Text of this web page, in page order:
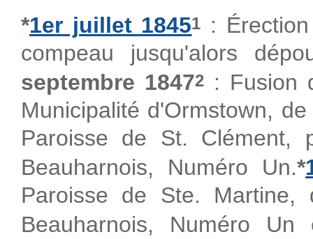
*1er juillet 18451
:
compeau jusqu'alors
septembre 18472: Fusion
Municipalité d'Ormstown,
Paroisse de St. Clément,
Beauharnois, Numéro Un.*
Paroisse de Ste.
Beauharnois, Numéro